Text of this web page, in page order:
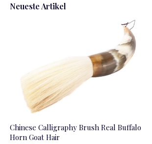
Neueste Artikel
Chinese Calligraphy Brush Real Buffalo
Horn Goat Hair